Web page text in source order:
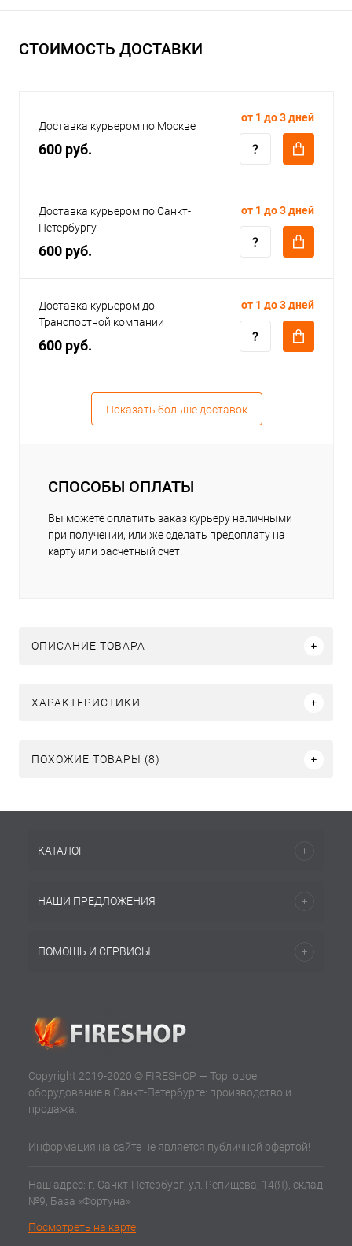
СТОИМОСТЬ ДОСТАВКИ
Доставка курьером по Москве
600 руб.
от 1 до 3 дней
Доставка курьером по Санкт-
Петербургу
600 руб.
от 1 до 3 дней
Доставка курьером до
Транспортной компании
600 руб.
от 1 до 3 дней
Показать больше доставок
СПОСОБЫ ОПЛАТЫ
Вы можете оплатить заказ курьеру наличными
при получении, или же сделать предоплату на
карту или расчетный счет.
ОПИСАНИЕ ТОВАРА
ХАРАКТЕРИСТИКИ
ПОХОЖИЕ ТОВАРЫ (8)
КАТАЛОГ
НАШИ ПРЕДЛОЖЕНИЯ
ПОМОЩЬ И СЕРВИСЫ
Copyright 2019-2020 © FIRESHOP — Торговое
оборудование в Санкт-Петербурге: производство и
продажа.
Информация на сайте не является публичной офертой!
Наш адрес: г. Санкт-Петербург, ул. Репищева, 14(Я), склад
№9, База «Фортуна»
Посмотреть на карте